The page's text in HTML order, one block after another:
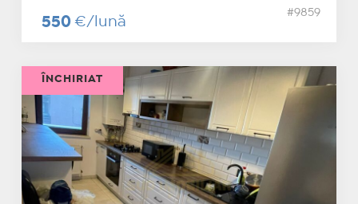
550 €/lună
#9859
ÎNCHIRIAT